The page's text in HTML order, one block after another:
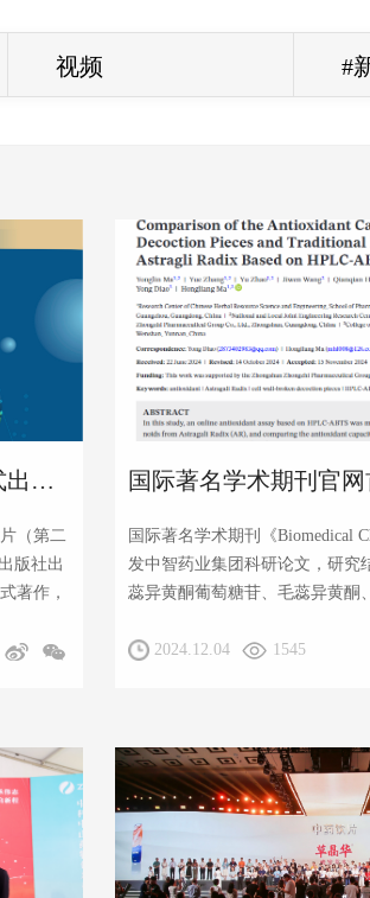
视频 #
《中药破壁饮片（第二辑）》正式出版 科技引领中药破壁饮片高质量发展
（第二
版社出
著作，
国际著名学术期刊《Biomedical
发中智药业集团科研论文，研究
蕊异黄酮葡萄糖苷、毛蕊异黄酮
力为黄芪传统饮片的1.9倍、2.1
2024.12.04 1545